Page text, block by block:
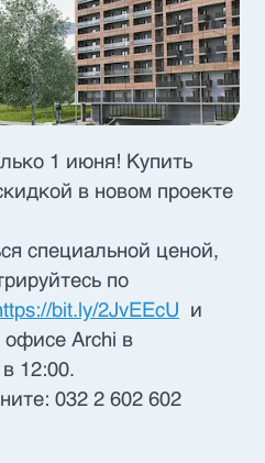
1 июня! Купить
в новом проекте
специальной ценой,
по
bit.ly/2JvEEcU и
офисе Archi в
12:00.
032 2 602 602